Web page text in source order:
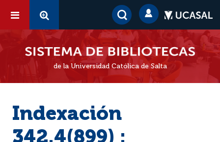
de la Universidad Católica de Salta
Indexación
342.4(899) :